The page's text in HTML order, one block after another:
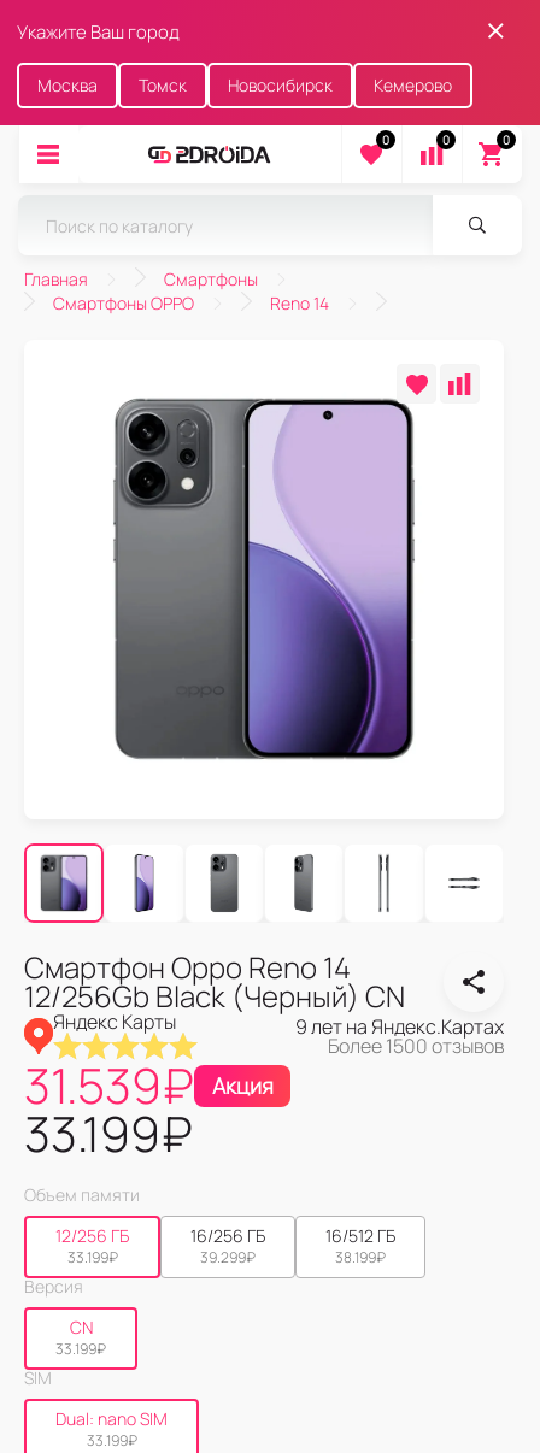
Укажите Ваш город
Москва Томск Новосибирск Кемерово
0 0 0
Главная
Смартфоны
Смартфоны OPPO
Reno 14
Смартфон Oppo Reno 14
12/256Gb Black (Черный) CN
Яндекс Карты 9 лет на Яндекс.Картах
Более 1500 отзывов
31.539₽ Акция
33.199₽
Объем памяти
12/256 ГБ
33.199₽
16/256 ГБ
39.299₽
16/512 ГБ
38.199₽
Версия
CN
33.199₽
SIM
Dual: nano SIM
33.199₽